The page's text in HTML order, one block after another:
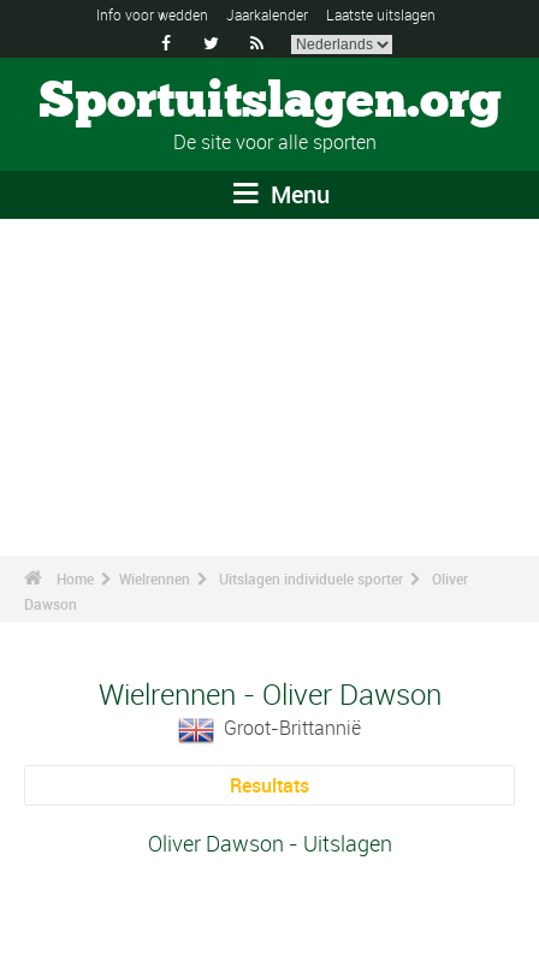
Info voor wedden Jaarkalender Laatste uitslagen
  
Sportuitslagen.org
De site voor alle sporten
Menu
Home Wielrennen Uitslagen individuele sporter
Oliver
Dawson
Wielrennen - Oliver Dawson
Groot-Brittannië
Resultats
Oliver Dawson - Uitslagen